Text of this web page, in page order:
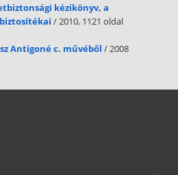
kézikönyv, a
/ 2010, 1121 oldal
Antigoné c. művéből / 2008